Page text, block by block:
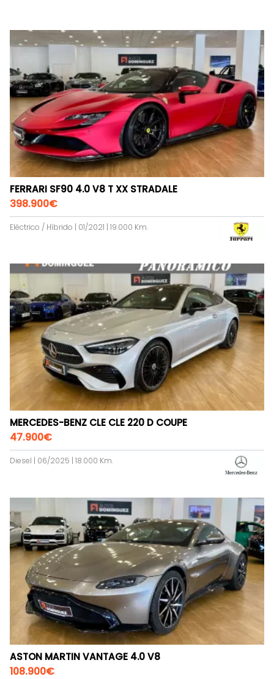
FERRARI SF90 4.0 V8 T XX STRADALE
398.900€
Eléctrico / Híbrido | 01/2021 | 19.000 Km.
MERCEDES-BENZ CLE CLE 220 D COUPE
47.900€
Diesel | 06/2025 | 18.000 Km.
ASTON MARTIN VANTAGE 4.0 V8
108.900€